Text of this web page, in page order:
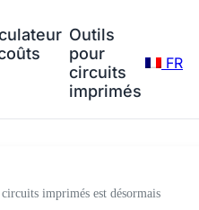
Outils
pour
circuits
imprimés
FR
imprimés est désormais